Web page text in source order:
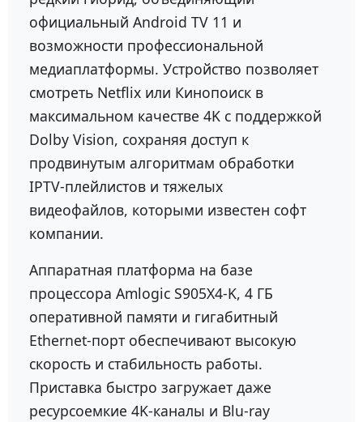
официальный Android TV 11 и
возможности профессиональной
медиаплатформы. Устройство позволяет
смотреть Netflix или Кинопоиск в
максимальном качестве 4K с поддержкой
Dolby Vision, сохраняя доступ к
продвинутым алгоритмам обработки
IPTV-плейлистов и тяжелых
видеофайлов, которыми известен софт
компании.
Аппаратная платформа на базе
процессора Amlogic S905X4-K, 4 ГБ
оперативной памяти и гигабитный
Ethernet-порт обеспечивают высокую
скорость и стабильность работы.
Приставка быстро загружает даже
ресурсоемкие 4K-каналы и Blu-ray